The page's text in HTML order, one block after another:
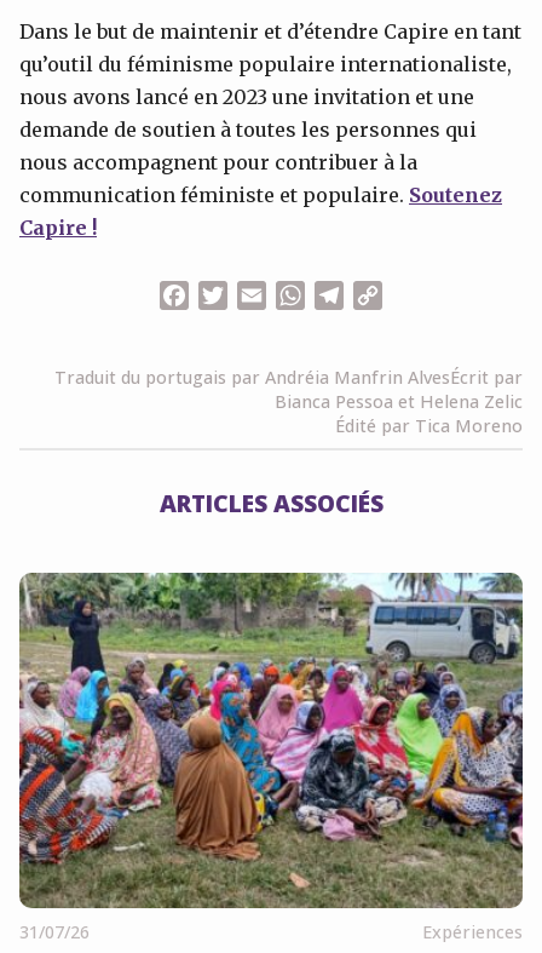
Dans le but de maintenir et d’étendre Capire en tant
qu’outil du féminisme populaire internationaliste,
nous avons lancé en 2023 une invitation et une
demande de soutien à toutes les personnes qui
nous accompagnent pour contribuer à la
communication féministe et populaire. Soutenez
Capire !
FacebookTwitterEmailWhatsApp
Telegram
Traduit du portugais par Andréia Manfrin AlvesÉcrit par
Bianca Pessoa et Helena Zelic
Édité par Tica Moreno
ARTICLES ASSOCIÉS
31/07/26 Expériences